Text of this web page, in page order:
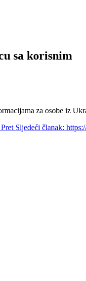
sa korisnim
za osobe iz
Pret Sljedeći članak: